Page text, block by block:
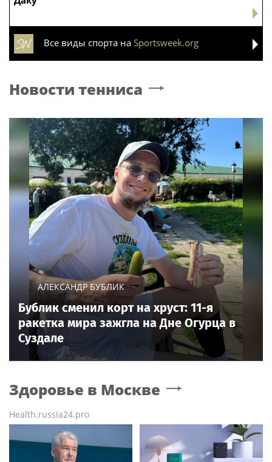
Все виды спорта на Sportsweek.org
Новости тенниса
АЛЕКСАНДР БУБЛИК
Бублик сменил корт на хруст: 11-я
ракетка мира зажгла на Дне Огурца в
Суздале
Здоровье в Москве
Health.russia24.pro